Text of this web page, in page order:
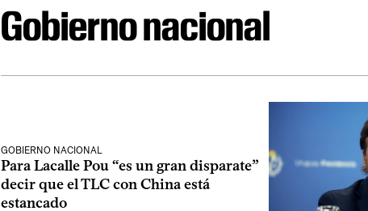
Gobierno nacional
GOBIERNO NACIONAL
Para Lacalle Pou “es un gran disparate”
decir que el TLC con China está
estancado